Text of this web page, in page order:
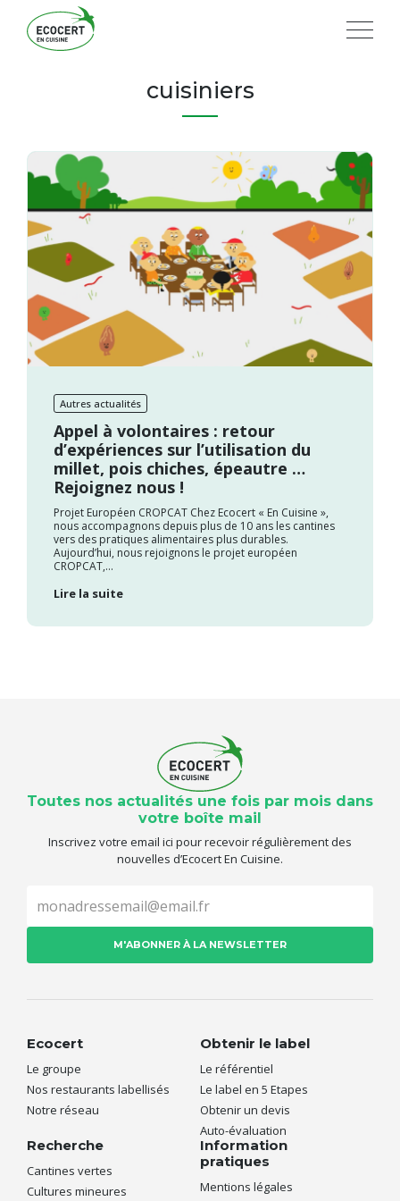
cuisiniers
Autres actualités
Appel à volontaires : retour
d’expériences sur l’utilisation du
millet, pois chiches, épeautre …
Rejoignez nous !
Projet Européen CROPCAT Chez Ecocert « En Cuisine »,
nous accompagnons depuis plus de 10 ans les cantines
vers des pratiques alimentaires plus durables.
Aujourd’hui, nous rejoignons le projet européen
CROPCAT,...
Lire la suite
Toutes nos actualités une fois par mois dans
votre boîte mail
Inscrivez votre email ici pour recevoir régulièrement des
nouvelles d’Ecocert En Cuisine.
Ecocert
Le groupe
Nos restaurants labellisés
Notre réseau
Obtenir le label
Le référentiel
Le label en 5 Etapes
Obtenir un devis
Auto-évaluation
Recherche
Cantines vertes
Cultures mineures
Information
pratiques
Mentions légales